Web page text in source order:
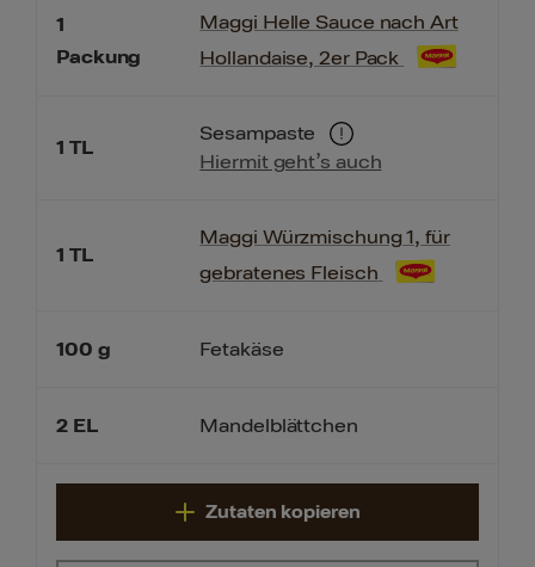
1
Packung
1 TL
1 TL
100 g
2 EL
Maggi Helle Sauce nach Art
Hollandaise, 2er Pack
Sesampaste
Hiermit geht’s auch
Maggi Würzmischung 1, für
gebratenes Fleisch
Fetakäse
Mandelblättchen
Zutaten kopieren